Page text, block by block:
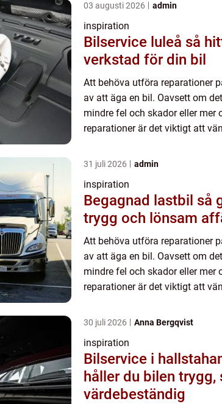
03 augusti 2026 admin
inspiration
Bilservice luleå så hittar du rätt
verkstad för din bil
Att behöva utföra reparationer
av att äga en bil. Oavsett om
mindre fel och skador eller mer
reparationer är det viktigt att
31 juli 2026 admin
inspiration
Begagnad lastbil så gör du en
trygg och lönsam
Att behöva utföra reparationer
av att äga en bil. Oavsett om
mindre fel och skador eller mer
reparationer är det viktigt att
30 juli 2026 Anna Bergqvist
inspiration
Bilservice i
håller du bilen trygg,
värdebeständig